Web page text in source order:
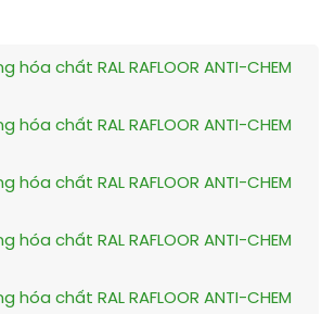
hóa chất RAL RAFLOOR ANTI-CHEM
hóa chất RAL RAFLOOR ANTI-CHEM
hóa chất RAL RAFLOOR ANTI-CHEM
hóa chất RAL RAFLOOR ANTI-CHEM
hóa chất RAL RAFLOOR ANTI-CHEM